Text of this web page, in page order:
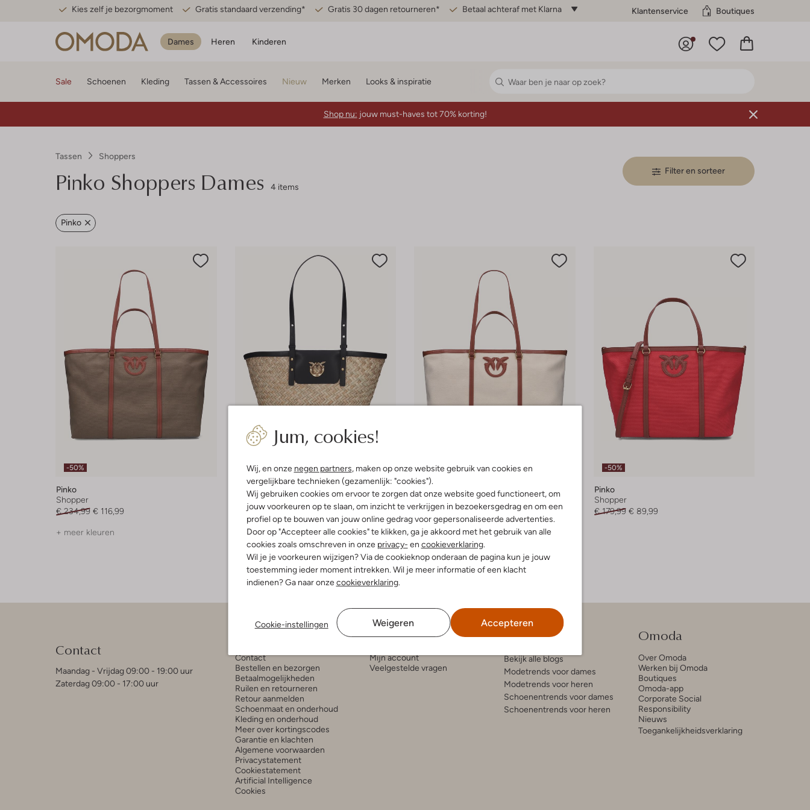
Kies zelf je bezorgmoment Gratis standaard verzending* Gratis 30 dagen retourneren* Betaal achteraf met Klarna Klantenservice Boutiques
Dames Heren Kinderen
Jum, cookies!
Wij, en onze negen partners, maken op onze website gebruik van cookies en
vergelijkbare technieken (gezamenlijk: "cookies").
Wij gebruiken cookies om ervoor te zorgen dat onze website goed functioneert, om
jouw voorkeuren op te slaan, om inzicht te verkrijgen in bezoekersgedrag en om een
profiel op te bouwen van jouw online gedrag voor gepersonaliseerde advertenties.
Door op "Accepteer alle cookies" te klikken, ga je akkoord met het gebruik van alle
cookies zoals omschreven in onze privacy- en cookieverklaring.
Wil je je voorkeuren wijzigen? Via de cookieknop onderaan de pagina kun je jouw
toestemming ieder moment intrekken. Wil je meer informatie of een klacht
indienen? Ga naar onzecookieverklaring.
Cookie-instellingen Weigeren Accepteren
Sale Schoenen Kleding Tassen & Accessoires Nieuw Merken Looks & inspiratie
Shop nu: jouw must-haves tot 70% korting!
Tassen Shoppers
Pinko Shoppers Dames 4 items
Filter en sorteer
Pinko
-50%
Pinko
Shopper
€ 234,99 € 116,99
+ meer kleuren
-50%
Pinko
Shopper
€ 354,99 € 176,99
-50%
Pinko
Shopper
€ 234,99 € 116,99
+ meer kleuren
-50%
Pinko
Shopper
€ 179,99 € 89,99
Contact
Maandag - Vrijdag 09:00 - 19:00 uur
Zaterdag 09:00 - 17:00 uur
Klantenservice
Contact
Bestellen en bezorgen
Betaalmogelijkheden
Ruilen en retourneren
Retour aanmelden
Schoenmaat en onderhoud
Kleding en onderhoud
Meer over kortingscodes
Garantie en klachten
Algemene voorwaarden
Privacystatement
Cookiestatement
Artificial Intelligence
Cookies
Account
Mijn account
Veelgestelde vragen
Inspiratie
Bekijk alle blogs
Modetrends voor dames
Modetrends voor heren
Schoenentrends voor dames
Schoenentrends voor heren
Omoda
Over Omoda
Werken bij Omoda
Boutiques
Omoda-app
Corporate Social
Responsibility
Nieuws
Toegankelijkheidsverklaring